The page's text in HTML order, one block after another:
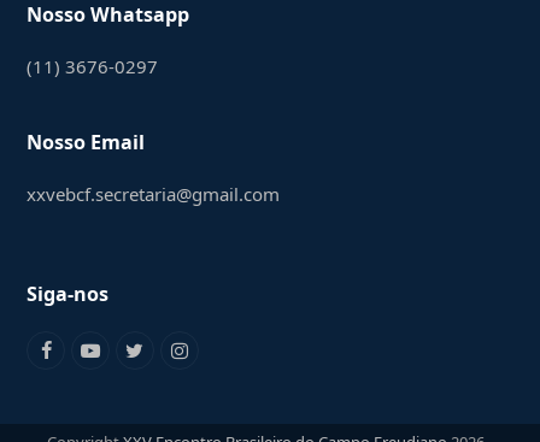
Nosso Whatsapp
(11) 3676-0297
Nosso Email
xxvebcf.secretaria@gmail.com
Siga-nos
F
b
Y
u
T
t
I
a